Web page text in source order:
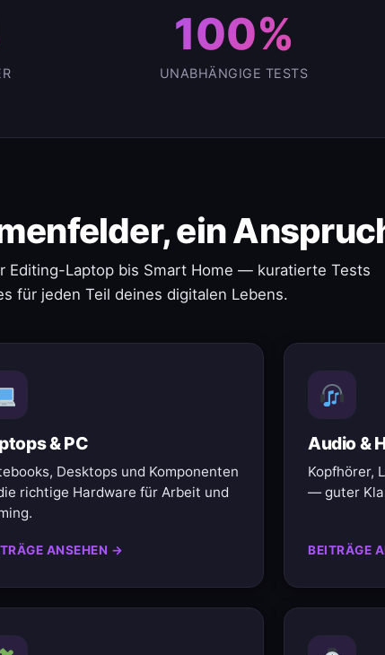
100%
UNABHÄNGIGE TESTS
ein
Editing-Laptop bis Smart Home — kuratierte Tests
für jeden Teil deines digitalen Lebens.
& PC
Desktops und Komponenten
richtige Hardware für Arbeit und
ANSEHEN →
Audio &
Kopfhörer,
— guter
BEITRÄGE